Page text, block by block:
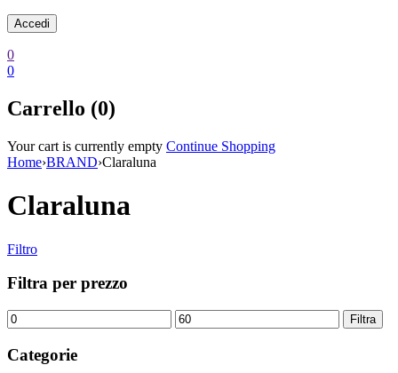
0
0
Carrello (0)
Your cart is currently empty Continue Shopping
Home›BRAND›Claraluna
Claraluna
Filtro
Filtra per prezzo
Prezzo
Min
Prezzo
Max
Filtra
Categorie